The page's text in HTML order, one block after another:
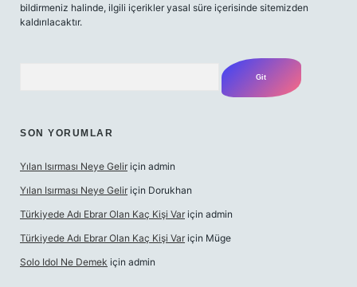
bildirmeniz halinde, ilgili içerikler yasal süre içerisinde sitemizden
kaldırılacaktır.
SON YORUMLAR
Yılan Isırması Neye Gelir için admin
Yılan Isırması Neye Gelir için Dorukhan
Türkiyede Adı Ebrar Olan Kaç Kişi Var için admin
Türkiyede Adı Ebrar Olan Kaç Kişi Var için Müge
Solo Idol Ne Demek için admin